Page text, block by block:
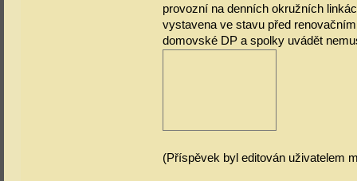
provozní na denních okružních
vystavena ve stavu před
domovské DP a spolky uvádět
(Příspěvek byl editován uživatelem